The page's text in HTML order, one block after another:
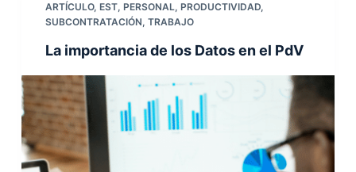
ARTÍCULO, EST, PERSONAL, PRODUCTIVIDAD,
SUBCONTRATACIÓN, TRABAJO
La importancia de los Datos en el PdV